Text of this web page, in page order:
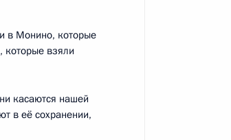
в Монино, которые
которые взяли
касаются нашей
в её сохранении,